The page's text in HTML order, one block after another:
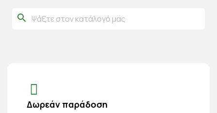
search
Δωρεάν παράδοση